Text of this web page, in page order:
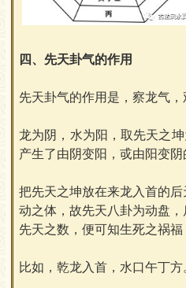
四、先天卦气的作用
先天卦气的作用是，察龙气
龙为阴，水为阳，取先天之
产生了由阴变阳，戓由阳变
把先天之坤放在来龙入首的
动之体，故先天八卦为动盘
先天之数，便可知生死之祸
比如，乾龙入首，水口午丁方